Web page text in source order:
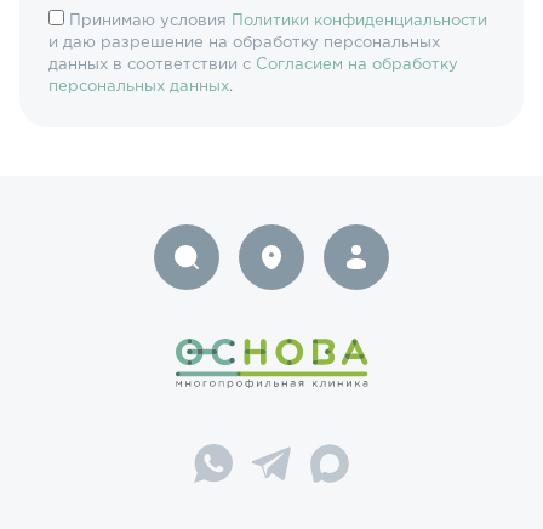
Принимаю условия
Политики конфиденциальности
и даю разрешение на обработку персональных
данных в соответствии с Согласием на обработку
персональных данных.